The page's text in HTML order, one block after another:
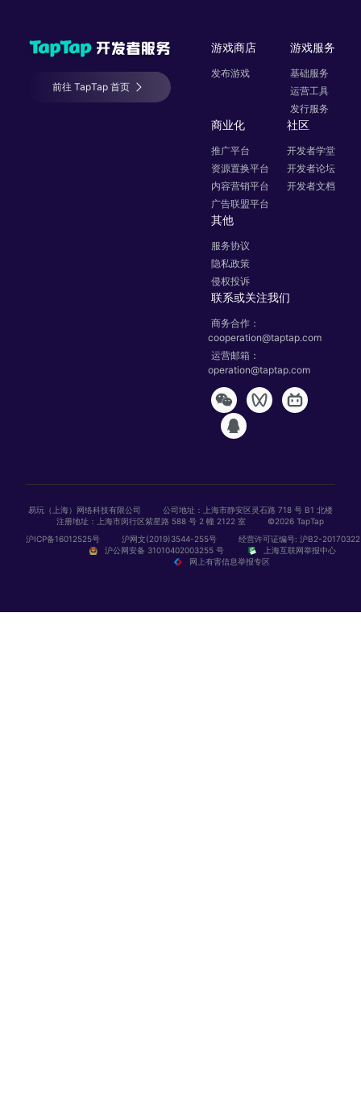
前往 TapTap 首页
游戏商店
发布游戏
游戏服务
基础服务
运营工具
发行服务
商业化
推广平台
资源置换平台
内容营销平台
广告联盟平台
社区
开发者学堂
开发者论坛
开发者文档
其他
服务协议
隐私政策
侵权投诉
联系或关注我们
商务合作：
cooperation@taptap.com
运营邮箱：
operation@taptap.com
易玩（上海）网络科技有限公司
公司地址：上海市静安区灵石路 718 号 B1 北楼
注册地址：上海市闵行区紫星路 588 号 2 幢 2122 室
©2026 TapTap
沪ICP备16012525号
沪网文(2019)3544-255号
经营许可证编号: 沪B2-20170322
沪公网安备 31010402003255 号
上海互联网举报中心
网上有害信息举报专区